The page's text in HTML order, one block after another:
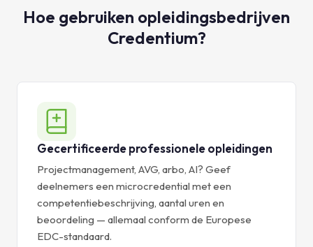
Hoe gebruiken opleidingsbedrijven
Credentium?
Gecertificeerde professionele opleidingen
Projectmanagement, AVG, arbo, AI? Geef
deelnemers een microcredential met een
competentiebeschrijving, aantal uren en
beoordeling — allemaal conform de Europese
EDC-standaard.